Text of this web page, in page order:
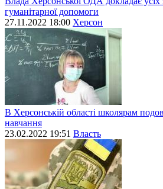
гуманітарної допомоги
27.11.2022 18:00 Херсон
В Херсонській області школярам
навчання
23.02.2022 19:51 Власть